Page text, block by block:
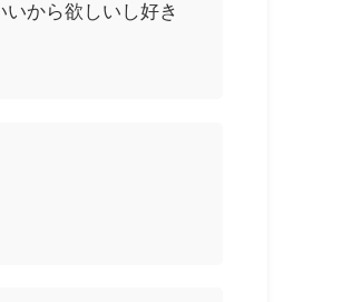
から欲しいし好き